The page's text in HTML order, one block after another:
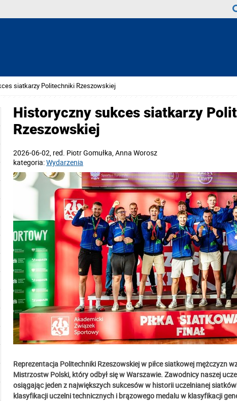
siatkarzy Politechniki Rzeszowskiej
Historyczny sukces siatkarzy
Rzeszowskiej
2026-06-02, red. Piotr Gomułka, Anna Worosz
kategoria:Wydarzenia
Reprezentacja Politechniki Rzeszowskiej w piłce siatkowej mężczyzn
Mistrzostw Polski, który odbył się w Warszawie. Zawodnicy naszej
osiągając jeden z największych sukcesów w historii uczelnianej
klasyfikacji uczelni technicznych i brązowego medalu w klasyfikacji